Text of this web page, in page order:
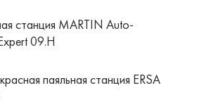
станция MARTIN Auto-
09.H
паяльная станция ERSA